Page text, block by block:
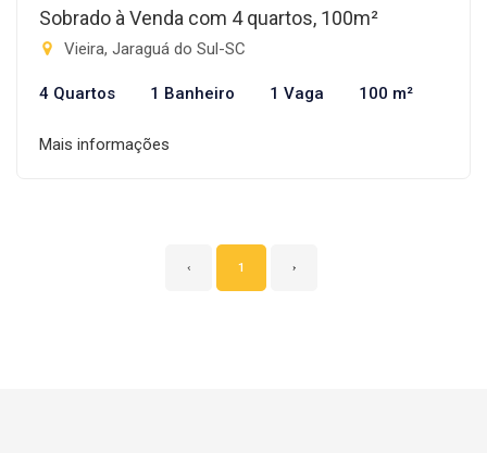
Sobrado à Venda com 4 quartos, 100m²
Vieira, Jaraguá do Sul-SC
4 Quartos 1 Banheiro 1 Vaga 100 m²
Mais informações
‹ 1 ›